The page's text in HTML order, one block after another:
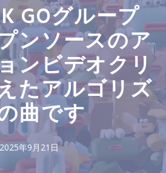
GOグループ
ンソースのア
ンビデオクリ
たアルゴリズ
曲です
2025年9月21日